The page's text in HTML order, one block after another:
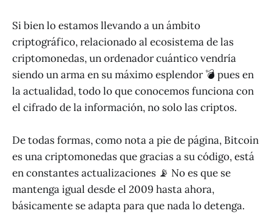
Si bien lo estamos llevando a un ámbito
criptográfico, relacionado al ecosistema de las
criptomonedas, un ordenador cuántico vendría
siendo un arma en su máximo esplendor 💣 pues en
la actualidad, todo lo que conocemos funciona con
el cifrado de la información, no solo las criptos.
De todas formas, como nota a pie de página, Bitcoin
es una criptomonedas que gracias a su código, está
en constantes actualizaciones 📡 No es que se
mantenga igual desde el 2009 hasta ahora,
básicamente se adapta para que nada lo detenga.